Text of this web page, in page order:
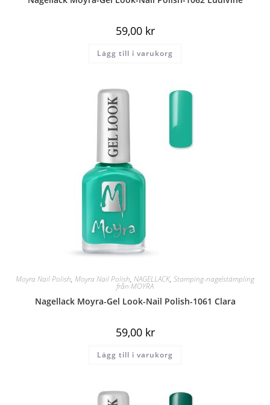
59,00 kr
Lägg till i varukorg
Moyra Nail Polish, Moyra Nail Polish, NAGELLACK, Stamping-nagelstämpling
från MOYRA
Nagellack Moyra-Gel Look-Nail Polish-1061 Clara
59,00 kr
Lägg till i varukorg